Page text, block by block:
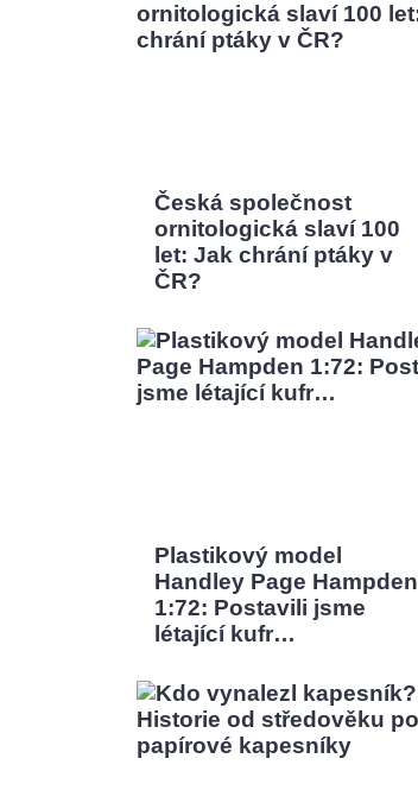
Česká společnost
ornitologická slaví 100
let: Jak chrání ptáky v
ČR?
Plastikový model
Handley Page Hampden
1:72: Postavili jsme
létající kufr…